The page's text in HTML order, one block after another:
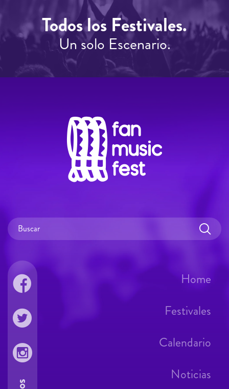
Todos los Festivales.
Un solo Escenario.
Home
Festivales
Calendario
Noticias